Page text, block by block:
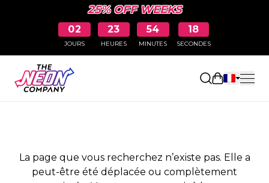
25% OFF WEEKS
02
JOURS
23
HEURES
54
MINUTES
18
SECONDES
Ouvrir le
PAGE NON TROUVÉE
La page que vous recherchez n’existe pas. Elle a
peut-être été déplacée ou complètement